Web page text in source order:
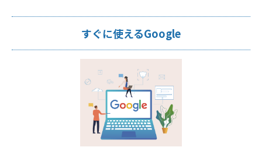
すぐに使えるGoogle